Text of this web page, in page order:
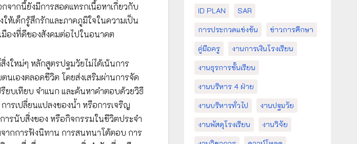
จากนี้ยังมีการสอดแทรกเนื้อหาเกี่ยวกับ
ห้เด็กรู้สึกรักและภาคภูมิใจในความเป็น
มืองที่ดีของสังคมต่อไปในอนาคต
ใหม่ๆ หลักสูตรปฐมวัยไม่ได้เน้นการ
เองตลอดชีวิต โดยส่งเสริมผ่านการจัด
ยบเทียบ จำแนก และค้นหาคำตอบด้วยวิธี
ารเปลี่ยนแปลงของน้ำ หรือการเจริญ
ารนับสิ่งของ หรือกิจกรรมในชีวิตประจำ
จากการฟังนิทาน การสนทนาโต้ตอบ การ
ID PLAN
SAR
การประกวดแข่งขัน
ข่าวการศึกษา
คู่มือครู
งานการเงินโรงเรียน
งานธุรการชั้นเรียน
งานบริหาร 4 ฝ่าย
งานบริหารทั่วไป
งานปฐมวัย
งานพัสดุโรงเรียน
งานวิจัย